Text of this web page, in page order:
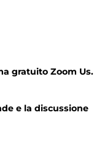
gratuito Zoom Us.
e la discussione